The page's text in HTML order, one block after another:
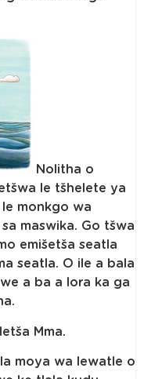
Nolitha o
le tšhelete ya
monkgo wa
maswika. Go tšwa
emišetša seatla
seatla. O ile a bala
a ba a lora ka ga
Mma.
moya wa lewatle o